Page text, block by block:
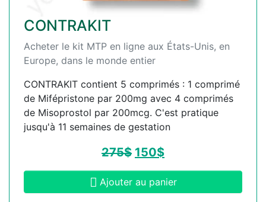
CONTRAKIT
Acheter le kit MTP en ligne aux États-Unis, en
Europe, dans le monde entier
CONTRAKIT contient 5 comprimés : 1 comprimé
de Mifépristone par 200mg avec 4 comprimés
de Misoprostol par 200mcg. C'est pratique
jusqu'à 11 semaines de gestation
275$ 150$
Ajouter au panier